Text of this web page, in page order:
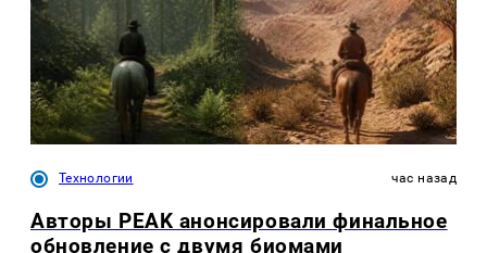
Технологии час назад
Авторы PEAK анонсировали финальное
обновление с двумя биомами